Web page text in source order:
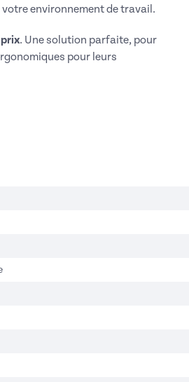
environnement de travail.
. Une solution parfaite, pour
pour leurs